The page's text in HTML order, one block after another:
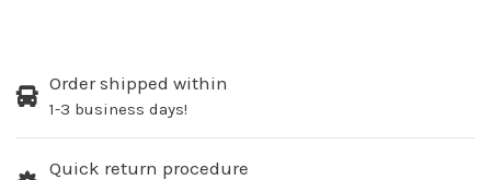
Order shipped within
1-3 business days!
Quick return procedure